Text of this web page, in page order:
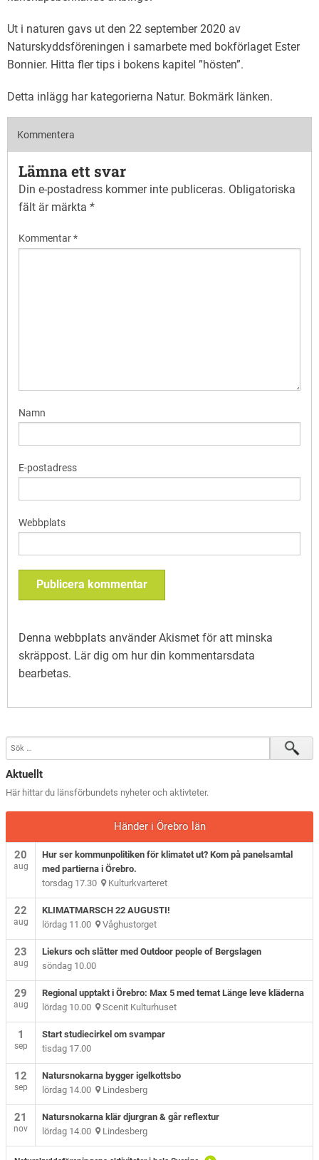
Ut i naturen gavs ut den 22 september 2020 av
Naturskyddsföreningen i samarbete med bokförlaget Ester
Bonnier. Hitta fler tips i bokens kapitel ”hösten”.
Detta inlägg har kategorierna Natur. Bokmärk länken.
Kommentera
Lämna ett svar
Din e-postadress kommer inte publiceras. Obligatoriska
fält är märkta *
Kommentar*
Namn
E-postadress
Webbplats
Denna webbplats använder Akismet för att minska
skräppost. Lär dig om hur din kommentarsdata
bearbetas.
Aktuellt
Här hittar du länsförbundets nyheter och aktivteter.
Händer i Örebro län
20
aug
Hur ser kommunpolitiken för klimatet ut? Kom på panelsamtal
med partierna i Örebro.
torsdag 17.30 Kulturkvarteret
22
aug
KLIMATMARSCH 22 AUGUSTI!
lördag 11.00 Våghustorget
23
aug
Liekurs och slåtter med Outdoor people of Bergslagen
söndag 10.00
29
aug
Regional upptakt i Örebro: Max 5 med temat Länge leve kläderna
lördag 10.00 Scenit Kulturhuset
1
sep
Start studiecirkel om svampar
tisdag 17.00
12
sep
Natursnokarna bygger igelkottsbo
lördag 14.00 Lindesberg
21
nov
Natursnokarna klär djurgran & går reflextur
lördag 14.00 Lindesberg